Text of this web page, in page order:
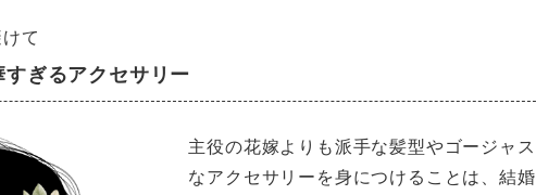
て
ぎるアクセサリー
主役の花嫁よりも派手な髪型やゴージャス
なアクセサリーを身につけることは、結婚